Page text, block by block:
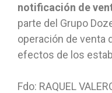
notificación de
parte del Grupo
operación de venta
efectos de los
Fdo: RAQUEL